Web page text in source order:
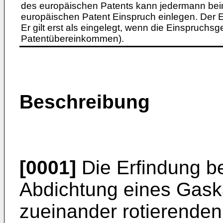
des europäischen Patents kann jedermann
europäischen Patent Einspruch einlegen. Der
Er gilt erst als eingelegt, wenn die
Patentübereinkommen).
Beschreibung
[0001] Die Erfindung
Abdichtung eines
zueinander